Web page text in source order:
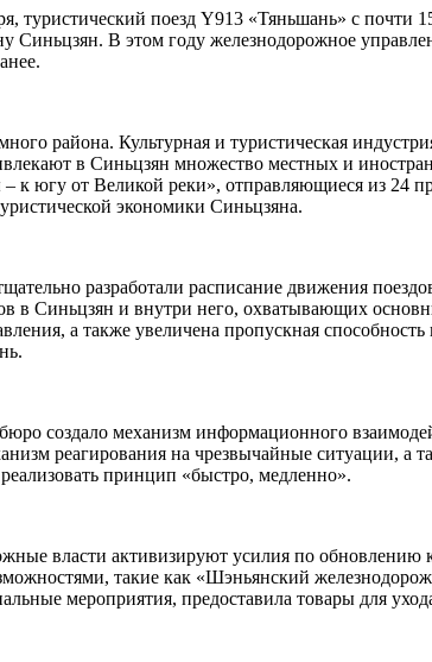
туристический поезд Y913 «Тяньшань» с почти
В этом году железнодорожное
района. Культурная и туристическая
в Синьцзян множество местных и
к югу от Великой реки», отправляющиеся из 24
экономики Синьцзяна.
разработали расписание движения
в Синьцзян и внутри него, охватывающих
а также увеличена пропускная
создало механизм информационного
реагирования на чрезвычайные ситуации,
принцип «быстро, медленно».
власти активизируют усилия по обновлению
такие как «Шэньянский
мероприятия, предоставила товары для